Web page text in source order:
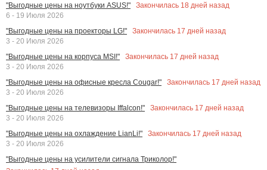
"Выгодные цены на ноутбуки ASUS!"
Закончилась 18 дней назад
6 - 19 Июля 2026
"Выгодные цены на проекторы LG!"
Закончилась 17 дней назад
3 - 20 Июля 2026
"Выгодные цены на корпуса MSI!"
Закончилась 17 дней назад
3 - 20 Июля 2026
"Выгодные цены на офисные кресла Cougar!"
Закончилась 17 дней назад
3 - 20 Июля 2026
"Выгодные цены на телевизоры Iffalcon!"
Закончилась 17 дней назад
3 - 20 Июля 2026
"Выгодные цены на охлаждение LianLi!"
Закончилась 17 дней назад
3 - 20 Июля 2026
"Выгодные цены на усилители сигнала Триколор!"